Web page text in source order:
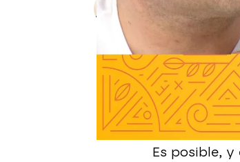
Publicado: 10 de
La obsesión
a límites que
se ha
nadie
modificado.
Es posible, y